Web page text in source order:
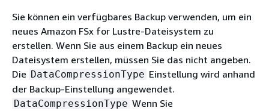
Sie können ein verfügbares Backup verwenden, um ein
neues Amazon FSx for Lustre-Dateisystem zu
erstellen. Wenn Sie aus einem Backup ein neues
Dateisystem erstellen, müssen Sie das nicht angeben.
Die DataCompressionType Einstellung wird anhand
der Backup-Einstellung angewendet.
DataCompressionType Wenn Sie